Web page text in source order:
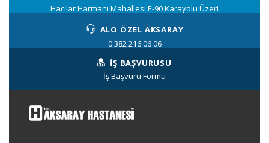
Hacılar Harmanı Mahallesi E-90 Karayolu Üzeri
ALO ÖZEL AKSARAY
0 382 216 06 06
İŞ BAŞVURUSU
İş Başvuru Formu